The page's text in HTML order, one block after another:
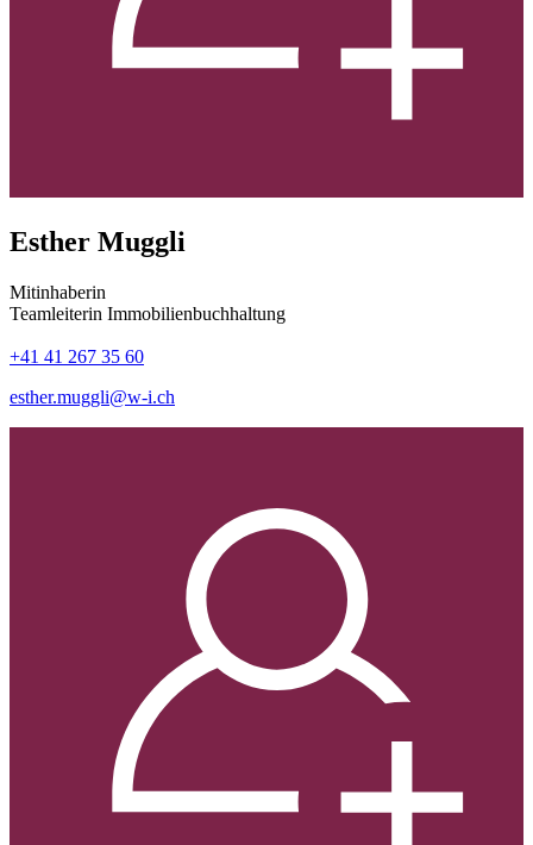
Esther Muggli
Mitinhaberin
Teamleiterin Immobilienbuchhaltung
+41 41 267 35 60
esther.muggli@w-i.ch